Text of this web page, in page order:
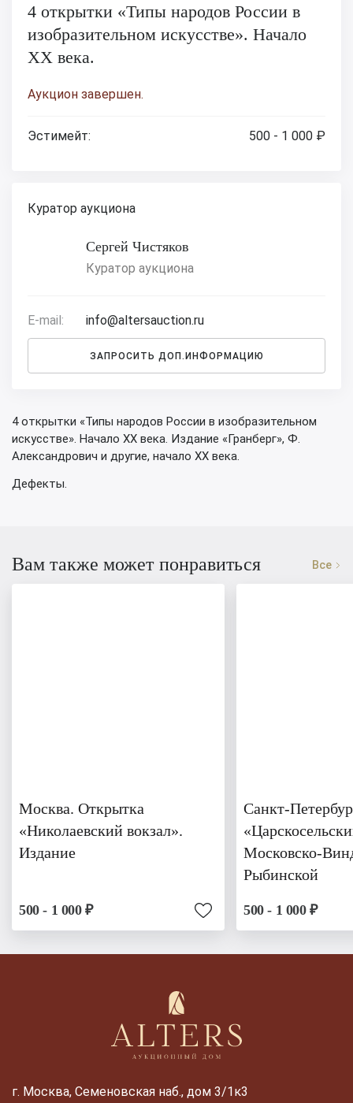
4 открытки «Типы народов России в
изобразительном искусстве». Начало
XX века.
Аукцион завершен.
Эстимейт: 500 - 1 000 ₽
Куратор аукциона
Сергей Чистяков
Куратор аукциона
E-mail: info@altersauction.ru
ЗАПРОСИТЬ ДОП.ИНФОРМАЦИЮ
4 открытки «Типы народов России в изобразительном
искусстве». Начало XX века. Издание «Гранберг», Ф.
Александрович и другие, начало XX века.
Дефекты.
Вам также может понравиться Все
Москва. Открытка
«Николаевский вокзал».
Издание
500 - 1 000 ₽
Санкт-
Московско-
Рыбинской
500 - 1 000 ₽
г. Москва, Семеновская наб., дом 3/1к3